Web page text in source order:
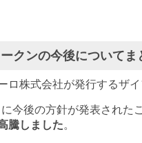
クンの今後についてま
ロ株式会社が発行するザイ
今後の方針が発表された
騰しました。